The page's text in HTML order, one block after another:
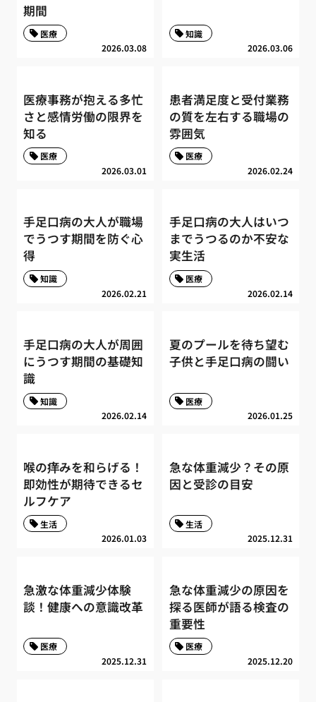
期間
2026.03.08
医療
2026.03.06
知識
医療事務が抱える多忙
さと感情労働の限界を
知る
2026.03.01
医療
患者満足度と受付業務
の質を左右する職場の
雰囲気
2026.02.24
医療
手足口病の大人が職場
でうつす期間を防ぐ心
得
2026.02.21
知識
手足口病の大人はいつ
までうつるのか不安な
実生活
2026.02.14
医療
手足口病の大人が周囲
にうつす期間の基礎知
識
2026.02.14
知識
夏のプールを待ち望む
子供と手足口病の闘い
2026.01.25
医療
喉の痒みを和らげる！
即効性が期待できるセ
ルフケア
2026.01.03
生活
急な体重減少？その原
因と受診の目安
2025.12.31
生活
急激な体重減少体験
談！健康への意識改革
2025.12.31
医療
急な体重減少の原因を
探る医師が語る検査の
重要性
2025.12.20
医療